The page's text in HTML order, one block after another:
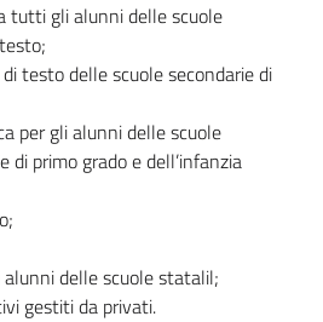
tutti gli alunni delle scuole
testo delle scuole secondarie di
per gli alunni delle scuole
di primo grado e dell’infanzia
delle scuole statalil;
gestiti da privati.